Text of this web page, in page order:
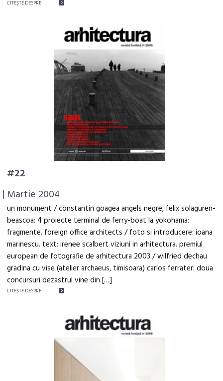
CITEŞTE DESPRE
#22
| Martie 2004
un monument / constantin goagea angels negre, felix solaguren-
beascoa: 4 proiecte terminal de ferry-boat la yokohama:
fragmente. foreign office architects / foto si introducere: ioana
marinescu. text: irenee scalbert viziuni in arhitectura. premiul
european de fotografie de arhitectura 2003 / wilfried dechau
gradina cu vise (atelier archaeus, timisoara) carlos ferrater: doua
concursuri dezastrul vine din […]
CITEŞTE DESPRE